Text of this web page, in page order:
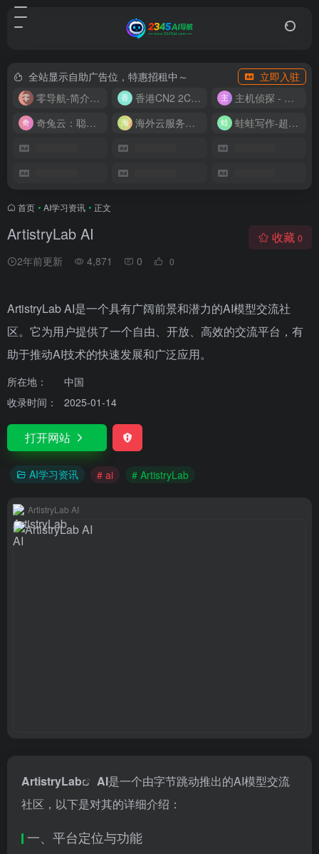
全站显示自助广告位，特惠招租中～
立即入驻
零导航-简介实用的网址导航
香港CN2 2C2G20M 9.9/月
主机侦探 - 少花钱，用好云
奇兔云：聪明人的“省”钱计划！
海外云服务器全网最低价 蛙蛙写作-超级AI智能写作助手
首页 • AI学习资讯 • 正文
ArtistryLab AI
2年前更新 4,871 0 0
收藏 0
ArtistryLab AI是一个具有广阔前景和潜力的AI模型交流社
区。它为用户提供了一个自由、开放、高效的交流平台，有
助于推动AI技术的快速发展和广泛应用。
所在地：
中国
收录时间：
2025-01-14
打开网站
AI学习资讯 # ai # ArtistryLab
ArtistryLab AI
ArtistryLab AI是一个由字节跳动推出的AI模型交流
社区，以下是对其的详细介绍：
一、平台定位与功能